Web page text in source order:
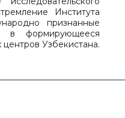
Института
признанные
в формирующееся
Узбекистана.